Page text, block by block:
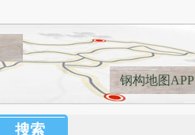
钢构地图APP